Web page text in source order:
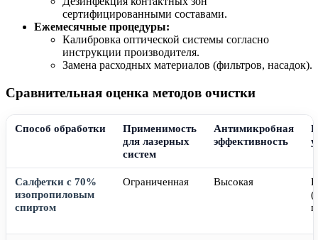
сертифицированными составами.
Ежемесячные процедуры:
Калибровка оптической системы согласно
инструкции производителя.
Замена расходных материалов (фильтров, насадок).
Сравнительная оценка методов очистки
Способ обработки
Применимость
для лазерных
систем
Антимикробная
эффективность
Салфетки с 70%
изопропиловым
спиртом
Ограниченная Высокая